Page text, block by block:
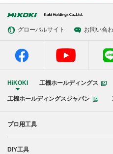
グローバルサイト お問い合
HiKOKI 工機ホールディングス
工機ホールディングスジャパン
プロ用工具
リチウムイオンコードレス製品
DIY工具